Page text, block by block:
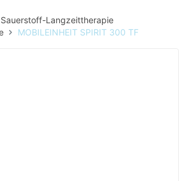
Sauerstoff-Langzeittherapie
MOBILEINHEIT SPIRIT 300 TF